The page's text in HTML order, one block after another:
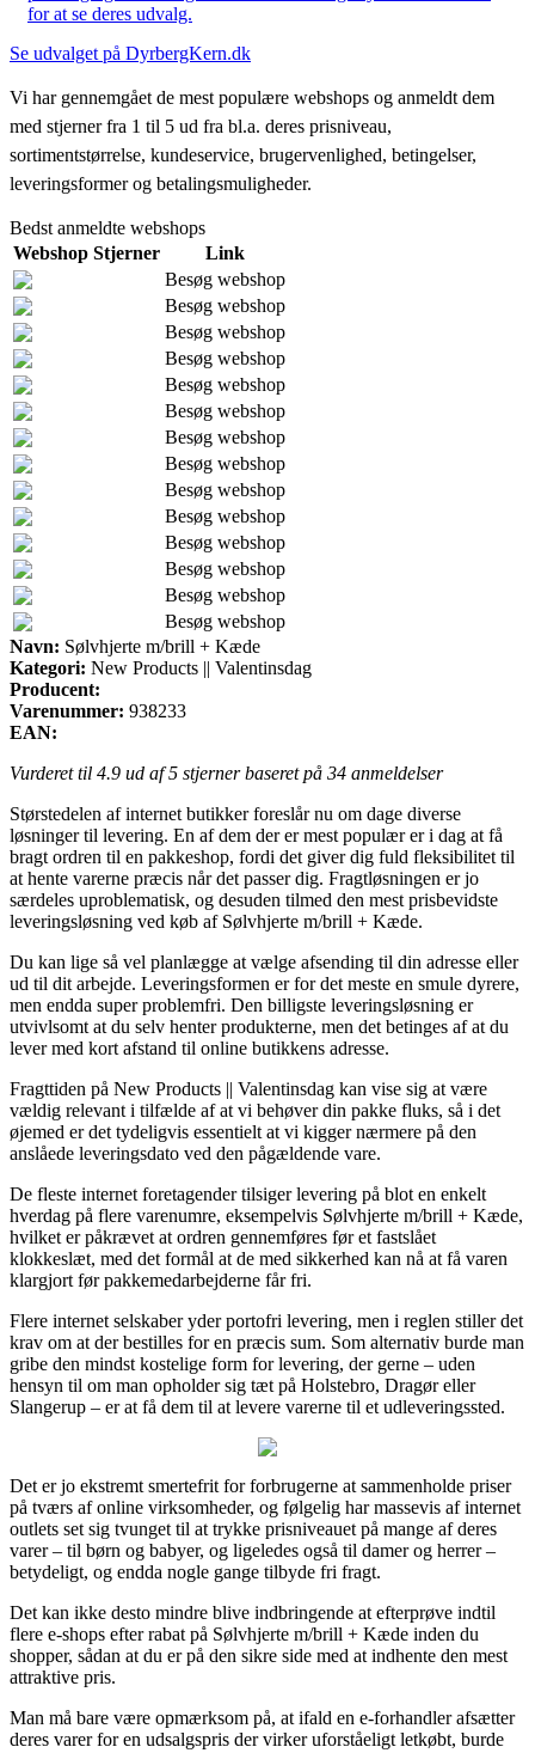
for at se deres udvalg.
Se udvalget på DyrbergKern.dk
Vi har gennemgået de mest populære webshops og anmeldt dem
med stjerner fra 1 til 5 ud fra bl.a. deres prisniveau,
sortimentstørrelse, kundeservice, brugervenlighed, betingelser,
leveringsformer og betalingsmuligheder.
Bedst anmeldte webshops
Webshop Stjerner
Link
Besøg webshop
Besøg webshop
Besøg webshop
Besøg webshop
Besøg webshop
Besøg webshop
Besøg webshop
Besøg webshop
Besøg webshop
Besøg webshop
Besøg webshop
Besøg webshop
Besøg webshop
Besøg webshop
Navn: Sølvhjerte m/brill + Kæde
Kategori: New Products || Valentinsdag
Producent:
Varenummer: 938233
EAN:
Vurderet til 4.9 ud af 5 stjerner baseret på 34 anmeldelser
Størstedelen af internet butikker foreslår nu om dage diverse
løsninger til levering. En af dem der er mest populær er i dag at få
bragt ordren til en pakkeshop, fordi det giver dig fuld fleksibilitet til
at hente varerne præcis når det passer dig. Fragtløsningen er jo
særdeles uproblematisk, og desuden tilmed den mest prisbevidste
leveringsløsning ved køb af Sølvhjerte m/brill + Kæde.
Du kan lige så vel planlægge at vælge afsending til din adresse eller
ud til dit arbejde. Leveringsformen er for det meste en smule dyrere,
men endda super problemfri. Den billigste leveringsløsning er
utvivlsomt at du selv henter produkterne, men det betinges af at du
lever med kort afstand til online butikkens adresse.
Fragttiden på New Products || Valentinsdag kan vise sig at være
vældig relevant i tilfælde af at vi behøver din pakke fluks, så i det
øjemed er det tydeligvis essentielt at vi kigger nærmere på den
anslåede leveringsdato ved den pågældende vare.
De fleste internet foretagender tilsiger levering på blot en enkelt
hverdag på flere varenumre, eksempelvis Sølvhjerte m/brill + Kæde,
hvilket er påkrævet at ordren gennemføres før et fastslået
klokkeslæt, med det formål at de med sikkerhed kan nå at få varen
klargjort før pakkemedarbejderne får fri.
Flere internet selskaber yder portofri levering, men i reglen stiller det
krav om at der bestilles for en præcis sum. Som alternativ burde man
gribe den mindst kostelige form for levering, der gerne – uden
hensyn til om man opholder sig tæt på Holstebro, Dragør eller
Slangerup – er at få dem til at levere varerne til et udleveringssted.
Det er jo ekstremt smertefrit for forbrugerne at sammenholde priser
på tværs af online virksomheder, og følgelig har massevis af internet
outlets set sig tvunget til at trykke prisniveauet på mange af deres
varer – til børn og babyer, og ligeledes også til damer og herrer –
betydeligt, og endda nogle gange tilbyde fri fragt.
Det kan ikke desto mindre blive indbringende at efterprøve indtil
flere e-shops efter rabat på Sølvhjerte m/brill + Kæde inden du
shopper, sådan at du er på den sikre side med at indhente den mest
attraktive pris.
Man må bare være opmærksom på, at ifald en e-forhandler afsætter
deres varer for en udsalgspris der virker uforståeligt letkøbt, burde